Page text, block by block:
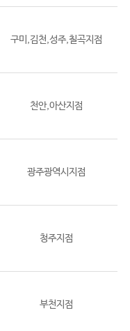
구미,김천,성주,칠곡지점
천안,아산지점
광주광역시지점
청주지점
부천지점